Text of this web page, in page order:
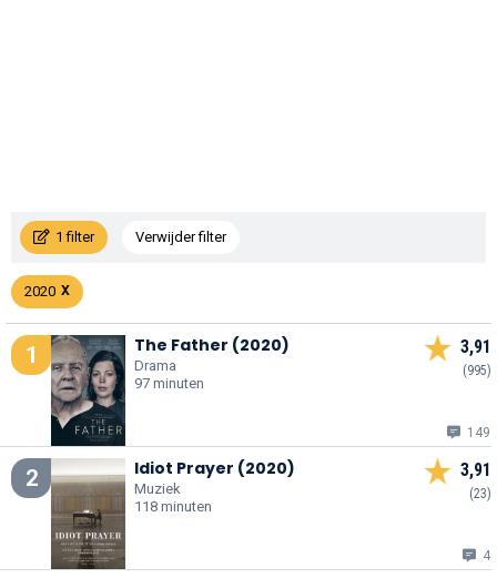
1 filter Verwijder filter
2020
1 The Father (2020)
Drama
97 minuten
3,91
(995)
149
2 Idiot Prayer (2020)
Muziek
118 minuten
3,91
(23)
4